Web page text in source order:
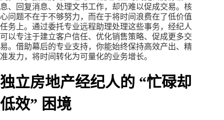
息、回复消息、处理文书工作，却仍难以促成交易。核
心问题不在于不够努力，而在于将时间浪费在了低价值
任务上。通过委托专业远程助理处理这些事务，经纪人
可以专注于建立客户信任、优化销售策略、促成更多交
易。借助幕后的专业支持，你能始终保持高效产出、精
准发力，将时间转化为可量化的业务增长。
独立房地产经纪人的 “忙碌却
低效” 困境